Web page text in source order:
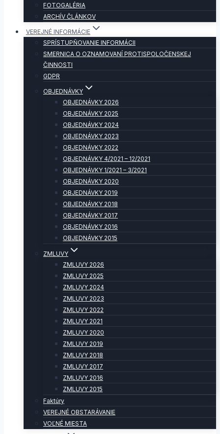
FOTOGALÉRIA
ARCHÍV ČLÁNKOV
VEREJNÉ INFORMÁCIE
SPRÍSTUPŇOVANIE INFORMÁCII
SMERNICA O OZNAMOVANÍ PROTISPOLOČENSKEJ
ČINNOSTI
GDPR
OBJEDNÁVKY
OBJEDNÁVKY 2026
OBJEDNÁVKY 2025
OBJEDNÁVKY 2024
OBJEDNÁVKY 2023
OBJEDNÁVKY 2022
OBJEDNÁVKY 4/2021 – 12/2021
OBJEDNÁVKY 1/2021 – 3/2021
OBJEDNÁVKY 2020
OBJEDNÁVKY 2019
OBJEDNÁVKY 2018
OBJEDNÁVKY 2017
OBJEDNÁVKY 2016
OBJEDNÁVKY 2015
ZMLUVY
ZMLUVY 2026
ZMLUVY 2025
ZMLUVY 2024
ZMLUVY 2023
ZMLUVY 2022
ZMLUVY 2021
ZMLUVY 2020
ZMLUVY 2019
ZMLUVY 2018
ZMLUVY 2017
ZMLUVY 2016
ZMLUVY 2015
Faktúry
VEREJNÉ OBSTARÁVANIE
VOĽNÉ MIESTA